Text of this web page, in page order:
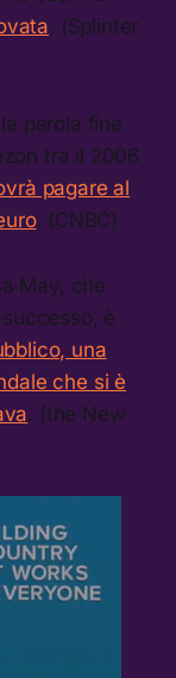
. (Splinter
parola fine
tra il 2006
pagare al
. (CNBC)
May, che
è
una
che si è
. (the New